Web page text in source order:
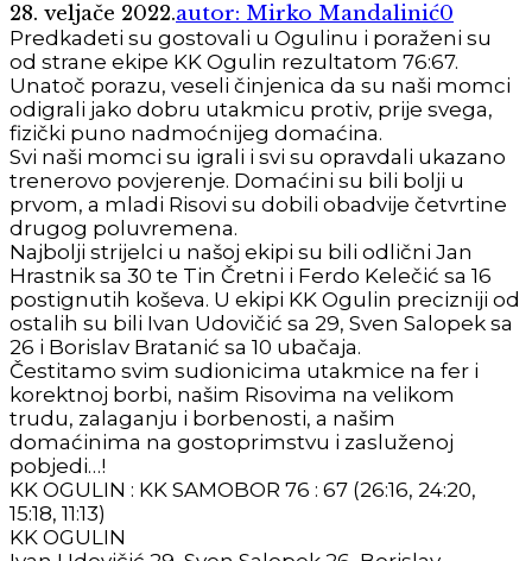
28. veljače 2022.autor: Mirko Mandalinić0
Predkadeti su gostovali u Ogulinu i poraženi su
od strane ekipe KK Ogulin rezultatom 76:67.
Unatoč porazu, veseli činjenica da su naši momci
odigrali jako dobru utakmicu protiv, prije svega,
fizički puno nadmoćnijeg domaćina.
Svi naši momci su igrali i svi su opravdali ukazano
trenerovo povjerenje. Domaćini su bili bolji u
prvom, a mladi Risovi su dobili obadvije četvrtine
drugog poluvremena.
Najbolji strijelci u našoj ekipi su bili odlični Jan
Hrastnik sa 30 te Tin Čretni i Ferdo Kelečić sa 16
postignutih koševa. U ekipi KK Ogulin precizniji od
ostalih su bili Ivan Udovičić sa 29, Sven Salopek sa
26 i Borislav Bratanić sa 10 ubačaja.
Čestitamo svim sudionicima utakmice na fer i
korektnoj borbi, našim Risovima na velikom
trudu, zalaganju i borbenosti, a našim
domaćinima na gostoprimstvu i zasluženoj
pobjedi…!
KK OGULIN : KK SAMOBOR 76 : 67 (26:16, 24:20,
15:18, 11:13)
KK OGULIN